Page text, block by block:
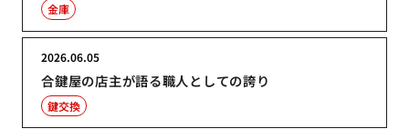
金庫
合鍵屋の店主が語る職人としての誇り
2026.06.05
鍵交換